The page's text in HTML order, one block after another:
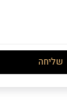
שליחה